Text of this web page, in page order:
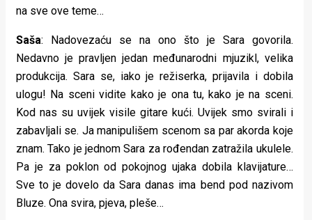
na sve ove teme…
Saša: Nadovezaću se na ono što je Sara govorila.
Nedavno je pravljen jedan međunarodni mjuzikl, velika
produkcija. Sara se, iako je režiserka, prijavila i dobila
ulogu! Na sceni vidite kako je ona tu, kako je na sceni.
Kod nas su uvijek visile gitare kući. Uvijek smo svirali i
zabavljali se. Ja manipulišem scenom sa par akorda koje
znam. Tako je jednom Sara za rođendan zatražila ukulele.
Pa je za poklon od pokojnog ujaka dobila klavijature…
Sve to je dovelo da Sara danas ima bend pod nazivom
Bluze. Ona svira, pjeva, pleše…